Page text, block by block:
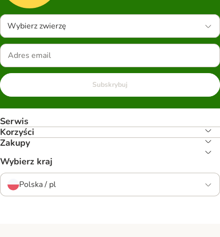
Wybierz zwierzę
Subskrybuj
Serwis
Korzyści
Zakupy
Wybierz kraj
Polska / pl